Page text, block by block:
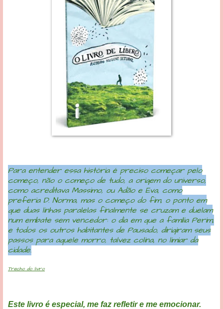
Para entender essa história é preciso começar pelo
começo, não o começo de tudo, a origem do universo,
como acreditava Massimo, ou Adão e Eva, como
preferia D. Norma, mas o começo do fim, o ponto em
que duas linhas paralelas finalmente se cruzam e duelam
num embate sem vencedor: o dia em que a família Perim,
e todos os outros habitantes de Pausado, dirigiram seus
passos para aquele morro, talvez colina, no limiar da
cidade.
Trecho do livro
Este livro é especial, me faz refletir e me emocionar.